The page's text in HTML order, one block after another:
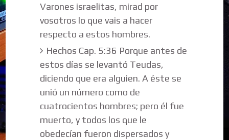
Varones israelitas, mirad por
vosotros lo que vais a hacer
respecto a estos hombres.
Hechos Cap. 5:36 Porque antes de
estos días se levantó Teudas,
diciendo que era alguien. A éste se
unió un número como de
cuatrocientos hombres; pero él fue
muerto, y todos los que le
obedecían fueron dispersados y